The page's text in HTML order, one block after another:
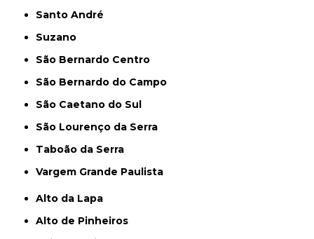
Santo André
Suzano
São Bernardo Centro
São Bernardo do Campo
São Caetano do Sul
São Lourenço da Serra
Taboão da Serra
Vargem Grande Paulista
Alto da Lapa
Alto de Pinheiros